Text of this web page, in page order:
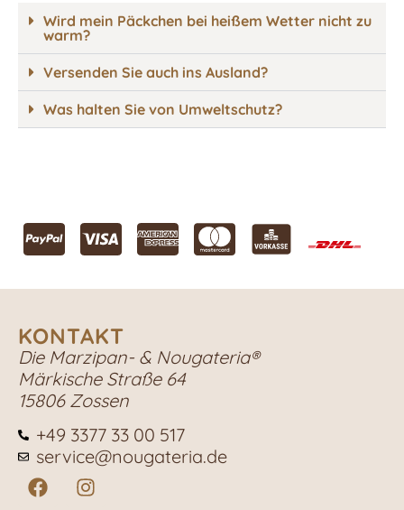
Wird mein Päckchen bei heißem Wetter nicht zu
warm?
Versenden Sie auch ins Ausland?
Was halten Sie von Umweltschutz?
KONTAKT
Die Marzipan- & Nougateria®
Märkische Straße 64
15806 Zossen
+49 3377 33 00 517
service@nougateria.de